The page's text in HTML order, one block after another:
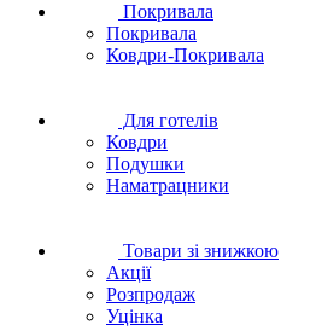
Покривала
Покривала
Ковдри-Покривала
Для готелів
Ковдри
Подушки
Наматрацники
Товари зі знижкою
Акції
Розпродаж
Уцінка